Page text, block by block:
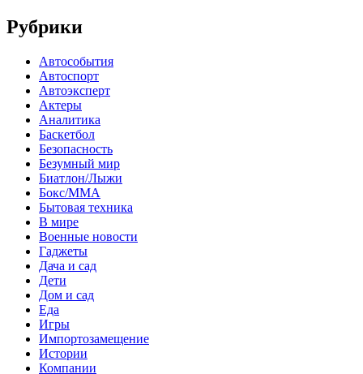
Рубрики
Автособытия
Автоспорт
Автоэксперт
Актеры
Аналитика
Баскетбол
Безопасность
Безумный мир
Биатлон/Лыжи
Бокс/MMA
Бытовая техника
В мире
Военные новости
Гаджеты
Дача и сад
Дети
Дом и сад
Еда
Игры
Импортозамещение
Истории
Компании